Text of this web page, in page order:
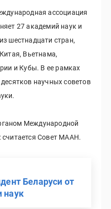
ассоциация
27 академий наук и
шестнадцати стран,
Вьетнама,
и Кубы. В ее рамках
научных советов
Международной
Совет МААН.
Беларуси от
наук